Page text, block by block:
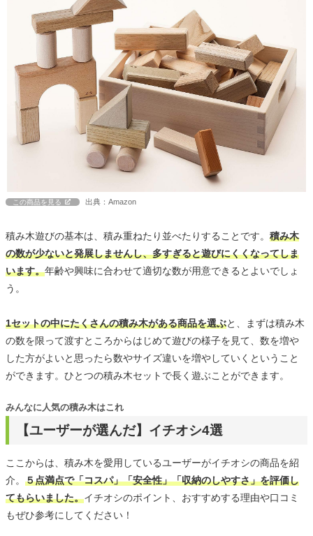
この商品を見る 出典：Amazon
積み木遊びの基本は、積み重ねたり並べたりすることです。 積み木
の数が少ないと発展しませんし、多すぎると遊びにくくなってしま
います。年齢や興味に合わせて適切な数が用意できるとよいでしょ
う。
1セットの中にたくさんの積み木がある商品を選ぶと、まずは積み木
の数を限って渡すところからはじめて遊びの様子を見て、数を増や
した方がよいと思ったら数やサイズ違いを増やしていくということ
ができます。ひとつの積み木セットで長く遊ぶことができます。
【ユーザーが選んだ】イチオシ4選
みんなに人気の積み木はこれ
ここからは、積み木を愛用しているユーザーがイチオシの商品を紹
介。 ５点満点で「コスパ」「安全性」「収納のしやすさ」を評価し
てもらいました。イチオシのポイント、おすすめする理由や口コミ
もぜひ参考にしてください！